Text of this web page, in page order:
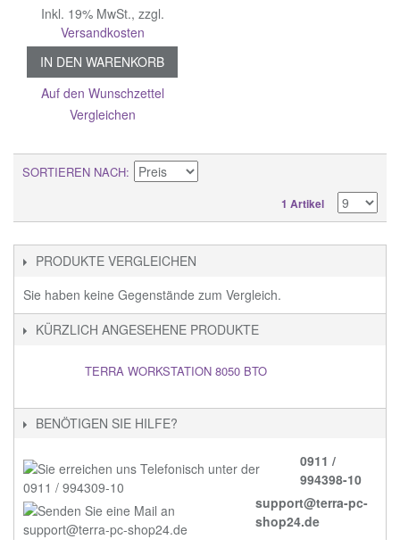
Inkl. 19% MwSt., zzgl.
Versandkosten
IN DEN WARENKORB
Auf den Wunschzettel
Vergleichen
SORTIEREN NACH
1 Artikel
PRODUKTE VERGLEICHEN
Sie haben keine Gegenstände zum Vergleich.
KÜRZLICH ANGESEHENE PRODUKTE
TERRA WORKSTATION 8050 BTO
BENÖTIGEN SIE HILFE?
0911 /
994398-10
support@terra-pc-
shop24.de